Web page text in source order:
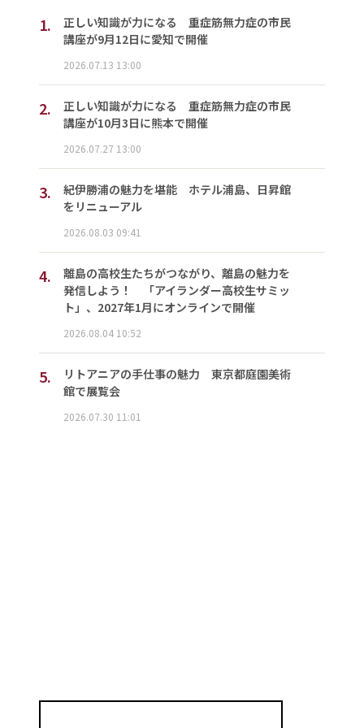
1.
正しい知識が力になる 重症筋無力症の市民
講座が9月12日に愛知で開催
2026.07.13 13:00
2.
正しい知識が力になる 重症筋無力症の市民
講座が10月3日に熊本で開催
2026.07.27 13:00
3.
紀伊勝浦の魅力を堪能 ホテル浦島、日昇館
をリニューアル
2026.08.03 09:41
4.
離島の高校生たちがつながり、離島の魅力を
発信しよう！ 「アイランダー高校生サミッ
ト」、2027年1月にオンラインで開催
2026.08.04 10:52
5.
リトアニアの手仕事の魅力 東京都庭園美術
館で展覧会
2026.07.30 11:01